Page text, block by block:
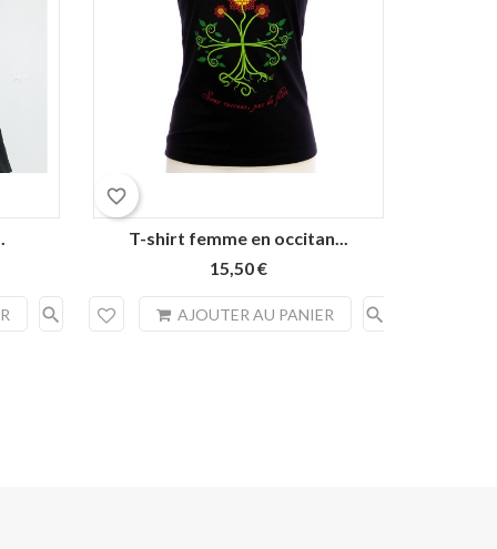
search
favorite_border
T-shirt femme en occitan...
15,50 €
AJOUTER AU PANIER search